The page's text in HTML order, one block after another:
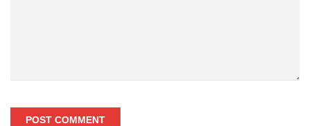
POST COMMENT